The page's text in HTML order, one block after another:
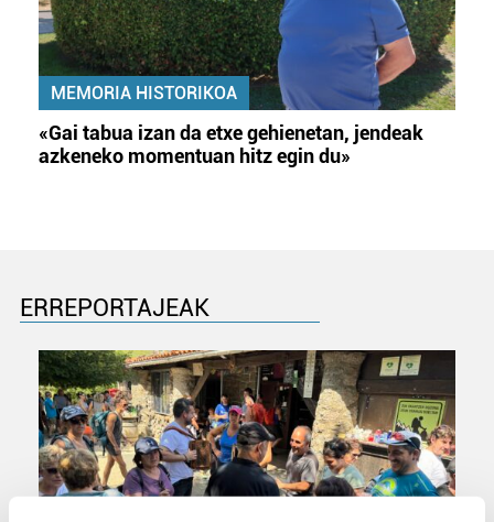
MEMORIA HISTORIKOA
«Gai tabua izan da etxe gehienetan, jendeak
azkeneko momentuan hitz egin du»
ERREPORTAJEAK